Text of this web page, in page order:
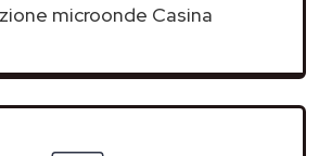
microonde Casina